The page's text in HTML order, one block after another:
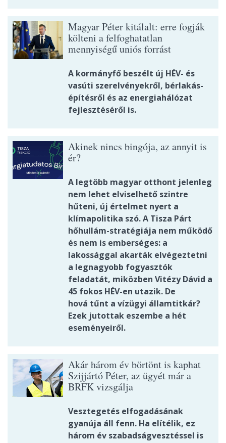
Magyar Péter kitálalt: erre fogják
költeni a felfoghatatlan
mennyiségű uniós forrást
A kormányfő beszélt új HÉV- és
vasúti szerelvényekről, bérlakás-
építésről és az energiahálózat
fejlesztéséről is.
Akinek nincs bingója, az annyit is
ér?
A legtöbb magyar otthont jelenleg
nem lehet elviselhető szintre
hűteni, új értelmet nyert a
klímapolitika szó. A Tisza Párt
hőhullám-stratégiája nem működő
és nem is emberséges: a
lakossággal akarták elvégeztetni
a legnagyobb fogyasztók
feladatát, miközben Vitézy Dávid a
45 fokos HÉV-en utazik. De
hová tűnt a vízügyi államtitkár?
Ezek jutottak eszembe a hét
eseményeiről.
Akár három év börtönt is kaphat
Szijjártó Péter, az ügyét már a
BRFK vizsgálja
Vesztegetés elfogadásának
gyanúja áll fenn. Ha elítélik, ez
három év szabadságvesztéssel is